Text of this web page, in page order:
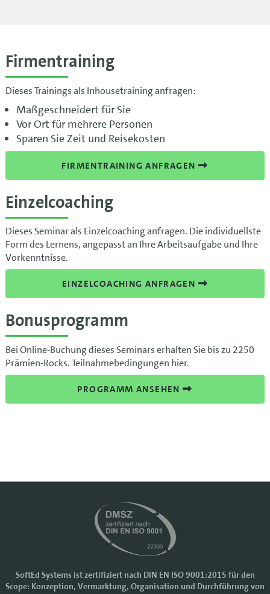
Firmentraining
Dieses Trainings als Inhousetraining anfragen:
Maßgeschneidert für Sie
Vor Ort für mehrere Personen
Sparen Sie Zeit und Reisekosten
FIRMENTRAINING ANFRAGEN
Einzelcoaching
Dieses Seminar als Einzelcoaching anfragen. Die individuellste
Form des Lernens, angepasst an Ihre Arbeitsaufgabe und Ihre
Vorkenntnisse.
EINZELCOACHING ANFRAGEN
Bonusprogramm
Bei Online-Buchung dieses Seminars erhalten Sie bis zu 2250
Prämien-Rocks. Teilnahmebedingungen hier.
PROGRAMM ANSEHEN
SoftEd Systems ist zertifiziert nach DIN EN ISO 9001:2015 für den
Scope: Konzeption, Vermarktung, Organisation und Durchführung von